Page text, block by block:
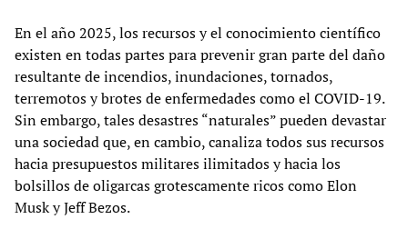
En el año 2025, los recursos y el conocimiento científico
existen en todas partes para prevenir gran parte del daño
resultante de incendios, inundaciones, tornados,
terremotos y brotes de enfermedades como el COVID-19.
Sin embargo, tales desastres “naturales” pueden devastar
una sociedad que, en cambio, canaliza todos sus recursos
hacia presupuestos militares ilimitados y hacia los
bolsillos de oligarcas grotescamente ricos como Elon
Musk y Jeff Bezos.